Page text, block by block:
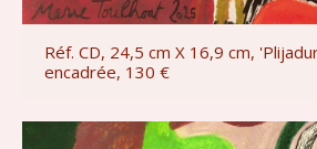
Réf. CD, 24,5 cm X 16,9 cm,
encadrée, 130 €